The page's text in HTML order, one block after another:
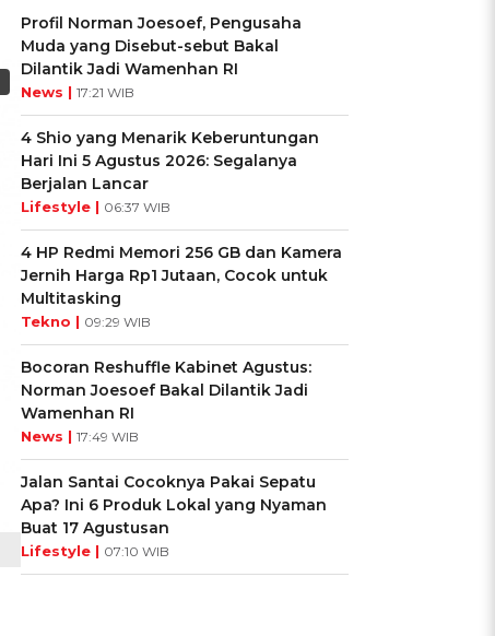
Profil Norman Joesoef, Pengusaha
Muda yang Disebut-sebut Bakal
Dilantik Jadi Wamenhan RI
News | 17:21 WIB
4 Shio yang Menarik Keberuntungan
Hari Ini 5 Agustus 2026: Segalanya
Berjalan Lancar
Lifestyle | 06:37 WIB
4 HP Redmi Memori 256 GB dan Kamera
Jernih Harga Rp1 Jutaan, Cocok untuk
Multitasking
Tekno | 09:29 WIB
Bocoran Reshuffle Kabinet Agustus:
Norman Joesoef Bakal Dilantik Jadi
Wamenhan RI
News | 17:49 WIB
Jalan Santai Cocoknya Pakai Sepatu
Apa? Ini 6 Produk Lokal yang Nyaman
Buat 17 Agustusan
Lifestyle | 07:10 WIB